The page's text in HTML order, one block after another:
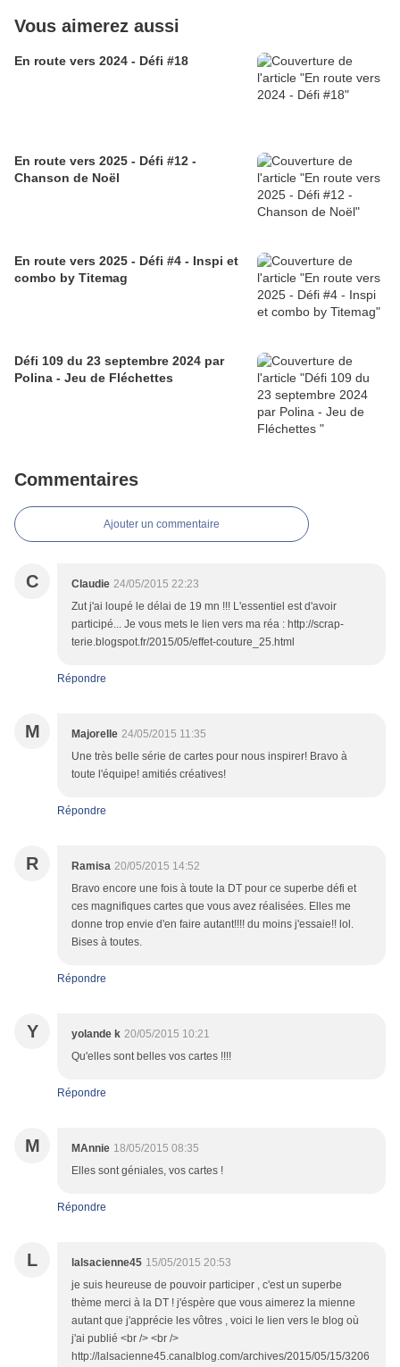
Vous aimerez aussi
En route vers 2024 - Défi #18
En route vers 2025 - Défi #12 -
Chanson de Noël
En route vers 2025 - Défi #4 - Inspi et
combo by Titemag
Défi 109 du 23 septembre 2024 par
Polina - Jeu de Fléchettes
Commentaires
Ajouter un commentaire
C Claudie 24/05/2015 22:23
Zut j'ai loupé le délai de 19 mn !!! L'essentiel est d'avoir
participé... Je vous mets le lien vers ma réa : http://scrap-
terie.blogspot.fr/2015/05/effet-couture_25.html
Répondre
M Majorelle 24/05/2015 11:35
Une très belle série de cartes pour nous inspirer! Bravo à
toute l'équipe! amitiés créatives!
Répondre
R Ramisa 20/05/2015 14:52
Bravo encore une fois à toute la DT pour ce superbe défi et
ces magnifiques cartes que vous avez réalisées. Elles me
donne trop envie d'en faire autant!!!! du moins j'essaie!! lol.
Bises à toutes.
Répondre
Y yolande k 20/05/2015 10:21
Qu'elles sont belles vos cartes !!!!
Répondre
M MAnnie 18/05/2015 08:35
Elles sont géniales, vos cartes !
Répondre
L lalsacienne45 15/05/2015 20:53
je suis heureuse de pouvoir participer , c'est un superbe
thème merci à la DT ! j'éspère que vous aimerez la mienne
autant que j'apprécie les vôtres , voici le lien vers le blog où
j'ai publié <br /> <br />
http://lalsacienne45.canalblog.com/archives/2015/05/15/3206